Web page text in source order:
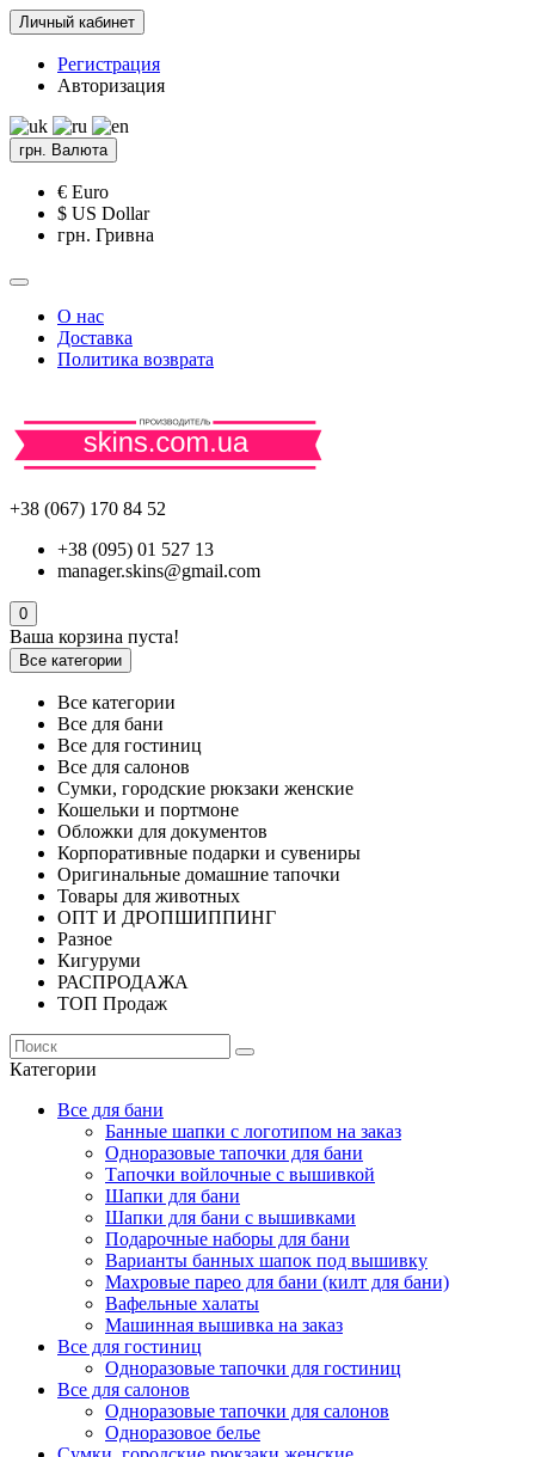
Личный кабинет
Регистрация
Авторизация
грн. Валюта
€ Euro
$ US Dollar
грн. Гривна
О нас
Доставка
Политика возврата
+38 (067) 170 84 52
+38 (095) 01 527 13
manager.skins@gmail.com
0
Ваша корзина пуста!
Все категории
Все категории
Все для бани
Все для гостиниц
Все для салонов
Сумки, городские рюкзаки женские
Кошельки и портмоне
Обложки для документов
Корпоративные подарки и сувениры
Оригинальные домашние тапочки
Товары для животных
ОПТ И ДРОПШИППИНГ
Разное
Кигуруми
РАСПРОДАЖА
ТОП Продаж
Категории
Все для бани
Банные шапки с логотипом на заказ
Одноразовые тапочки для бани
Тапочки войлочные с вышивкой
Шапки для бани
Шапки для бани с вышивками
Подарочные наборы для бани
Варианты банных шапок под вышивку
Махровые парео для бани (килт для бани)
Вафельные халаты
Машинная вышивка на заказ
Все для гостиниц
Одноразовые тапочки для гостиниц
Все для салонов
Одноразовые тапочки для салонов
Одноразовое белье